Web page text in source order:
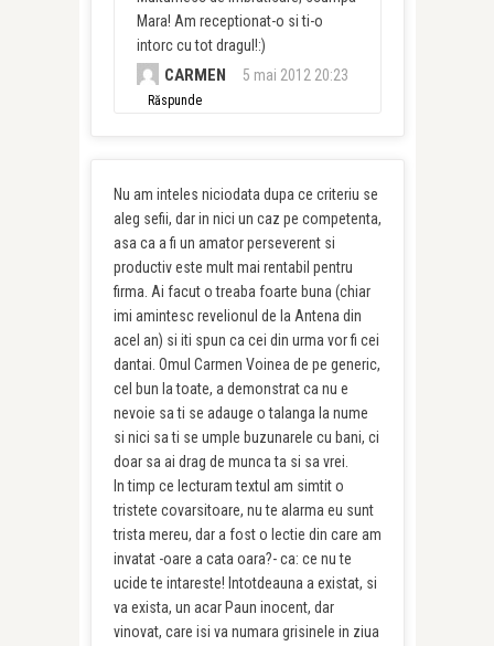
Mara! Am receptionat-o si ti-o
intorc cu tot dragul!:)
CARMEN 5 mai 2012 20:23
Răspunde
Nu am inteles niciodata dupa ce criteriu se
aleg sefii, dar in nici un caz pe competenta,
asa ca a fi un amator perseverent si
productiv este mult mai rentabil pentru
firma. Ai facut o treaba foarte buna (chiar
imi amintesc revelionul de la Antena din
acel an) si iti spun ca cei din urma vor fi cei
dantai. Omul Carmen Voinea de pe generic,
cel bun la toate, a demonstrat ca nu e
nevoie sa ti se adauge o talanga la nume
si nici sa ti se umple buzunarele cu bani, ci
doar sa ai drag de munca ta si sa vrei.
In timp ce lecturam textul am simtit o
tristete covarsitoare, nu te alarma eu sunt
trista mereu, dar a fost o lectie din care am
invatat -oare a cata oara?- ca: ce nu te
ucide te intareste! Intotdeauna a existat, si
va exista, un acar Paun inocent, dar
vinovat, care isi va numara grisinele in ziua